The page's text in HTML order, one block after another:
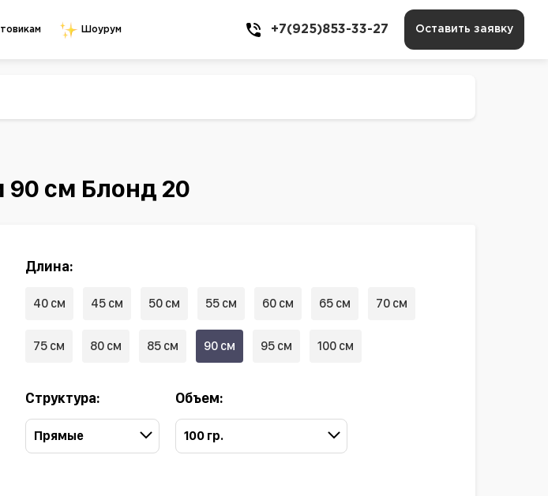
Шоурум +7(925)853-33-27 Оставить заявку
90 см Блонд 20
Длина:
40 см 45 см 50 см 55 см 60 см 65 см 70 см
75 см 80 см 85 см 90 см 95 см 100 см
Структура:
Прямые
Объем:
100 гр.